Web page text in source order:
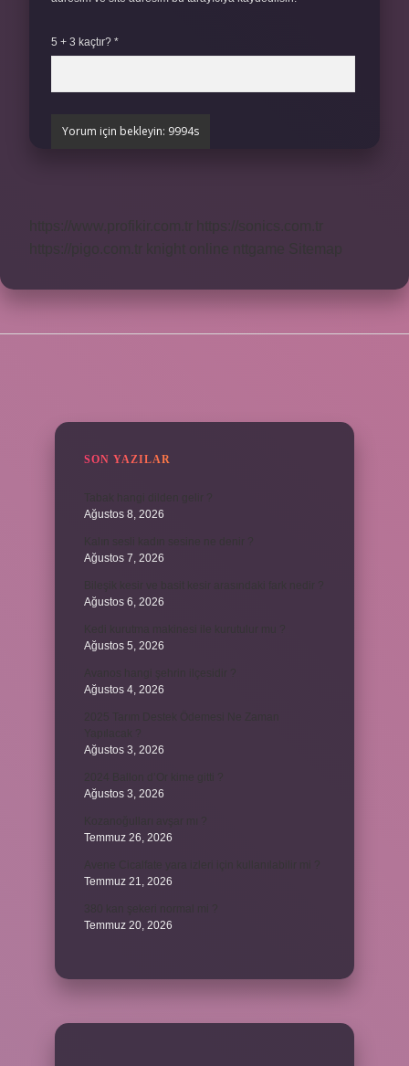
5 + 3 kaçtır? *
SON YAZILAR
Ağustos 8, 2026
Ağustos 7, 2026
Ağustos 6, 2026
Ağustos 5, 2026
Ağustos 4, 2026
Ağustos 3, 2026
Ağustos 3, 2026
Temmuz 26, 2026
Temmuz 21, 2026
Temmuz 20, 2026